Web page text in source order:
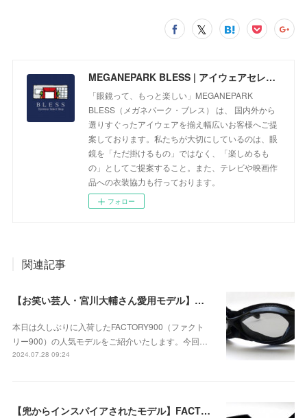
MEGANEPARK BLESS | アイウェアセレクトショップ
「眼鏡って、もっと楽しい」MEGANEPARK
BLESS（メガネパーク・ブレス） は、 国内外から
選りすぐったアイウェアを揃え幅広いお客様へご提
案しております。私たちが大切にしているのは、眼
鏡を「ただ掛けるもの」ではなく、「楽しめるも
の」としてご提案すること。また、テレビや映画作
品への衣装協力も行っております。
フォロー
関連記事
【お笑い芸人・宮川大輔さん愛用モデル】ファクトリー900 FA-160 col.001(ブラック) が久しぶりに入荷！
本日は久しぶりに入荷したFACTORY900（ファクト
リー900）の人気モデルをご紹介いたします。今回…
2024.07.28 09:24
【兜からインスパイアされたモデル】FACTORY900 FA-370 col.001のご紹介！